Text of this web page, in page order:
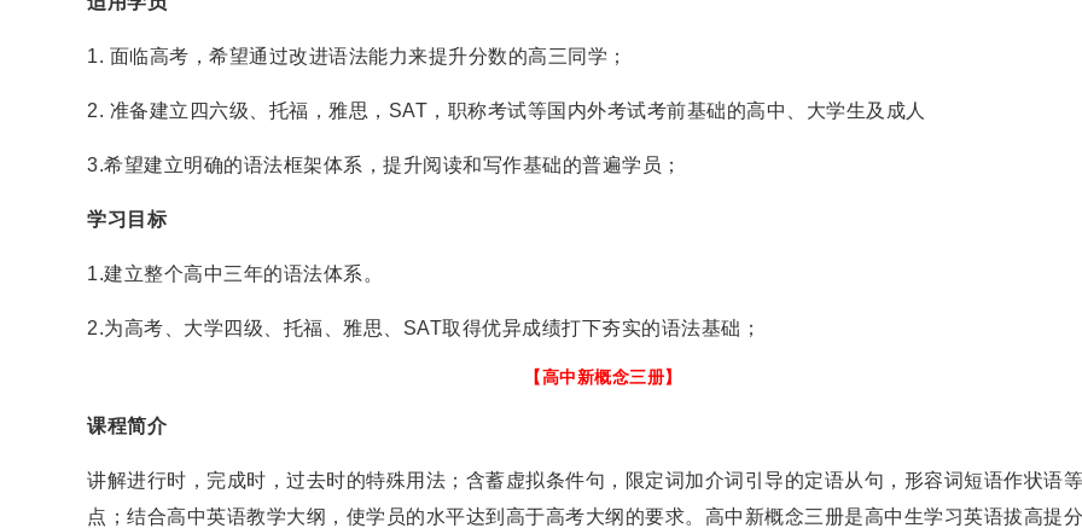
1. 面临高考，希望通过改进语法能力来提升分数的高三同学；
2. 准备建立四六级、托福，雅思，SAT，职称考试等国内外考试考前基础的高中、大学生及成人
3.希望建立明确的语法框架体系，提升阅读和写作基础的普遍学员；
学习目标
1.建立整个高中三年的语法体系。
2.为高考、大学四级、托福、雅思、SAT取得优异成绩打下夯实的语法基础；
【高中新概念三册】
课程简介
讲解进行时，完成时，过去时的特殊用法；含蓄虚拟条件句，限定词加介词引导的定语从句，形容词短语作状语
点；结合高中英语教学大纲，使学员的水平达到高于高考大纲的要求。高中新概念三册是高中生学习英语拔高提